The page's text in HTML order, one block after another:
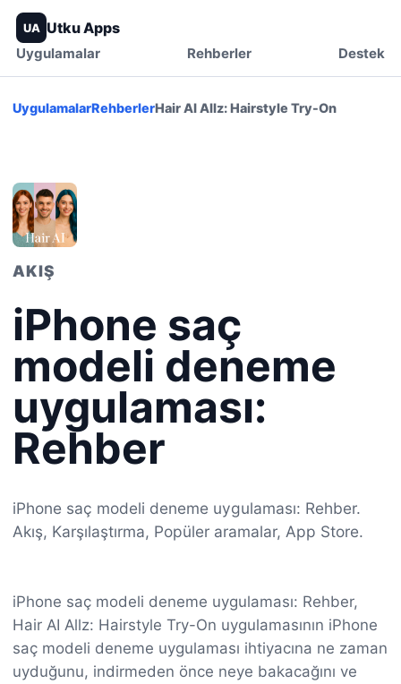
UA Utku Apps
Uygulamalar Rehberler Destek
UygulamalarRehberlerHair AI Allz: Hairstyle Try-On
AKIŞ
iPhone saç
modeli deneme
uygulaması:
Rehber
iPhone saç modeli deneme uygulaması: Rehber.
Akış, Karşılaştırma, Popüler aramalar, App Store.
iPhone saç modeli deneme uygulaması: Rehber,
Hair AI Allz: Hairstyle Try-On uygulamasının iPhone
saç modeli deneme uygulaması ihtiyacına ne zaman
uyduğunu, indirmeden önce neye bakacağını ve